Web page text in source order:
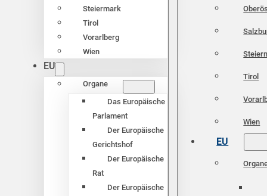
Steiermark
Tirol
Vorarlberg
Wien
EU
Organe
Das Europäische
Parlament
Der Europäische
Gerichtshof
Der Europäische
Rat
Der Europäische
Tirol
Wien
EU